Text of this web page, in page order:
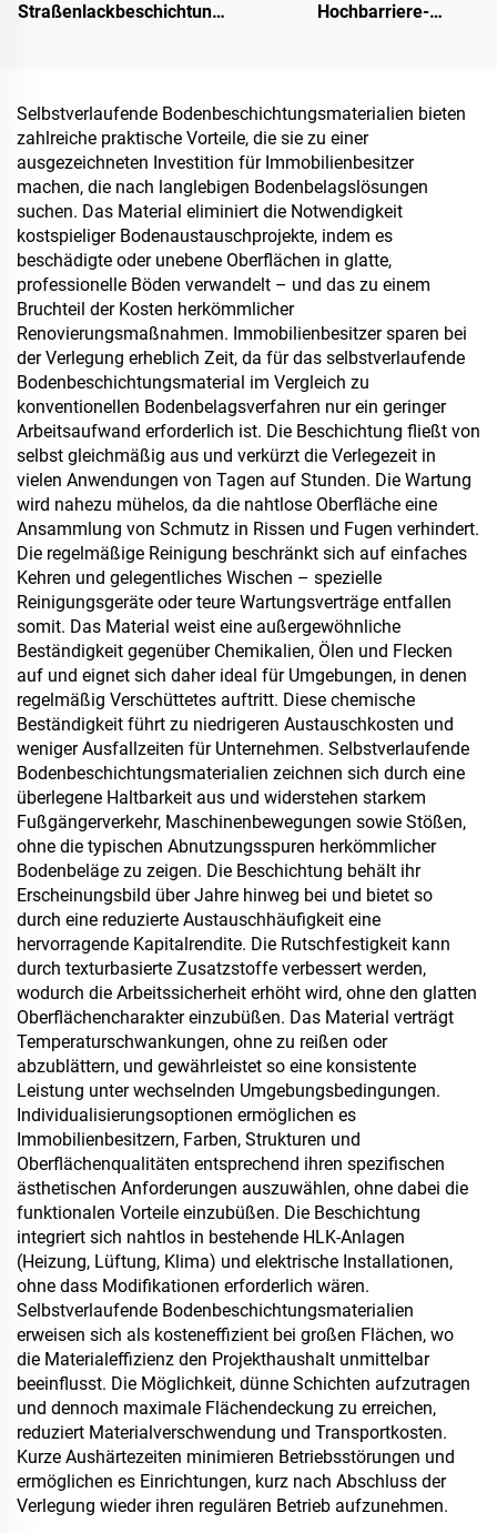
Straßenlackbeschichtung |
Fahrbahnen
Hochbarriere-
Kaffee, Nüssen,
Schokolade, Gebäck und
Gewürzen
Selbstverlaufende Bodenbeschichtungsmaterialien bieten
zahlreiche praktische Vorteile, die sie zu einer
ausgezeichneten Investition für Immobilienbesitzer
machen, die nach langlebigen Bodenbelagslösungen
suchen. Das Material eliminiert die Notwendigkeit
kostspieliger Bodenaustauschprojekte, indem es
beschädigte oder unebene Oberflächen in glatte,
professionelle Böden verwandelt – und das zu einem
Bruchteil der Kosten herkömmlicher
Renovierungsmaßnahmen. Immobilienbesitzer sparen bei
der Verlegung erheblich Zeit, da für das selbstverlaufende
Bodenbeschichtungsmaterial im Vergleich zu
konventionellen Bodenbelagsverfahren nur ein geringer
Arbeitsaufwand erforderlich ist. Die Beschichtung fließt von
selbst gleichmäßig aus und verkürzt die Verlegezeit in
vielen Anwendungen von Tagen auf Stunden. Die Wartung
wird nahezu mühelos, da die nahtlose Oberfläche eine
Ansammlung von Schmutz in Rissen und Fugen verhindert.
Die regelmäßige Reinigung beschränkt sich auf einfaches
Kehren und gelegentliches Wischen – spezielle
Reinigungsgeräte oder teure Wartungsverträge entfallen
somit. Das Material weist eine außergewöhnliche
Beständigkeit gegenüber Chemikalien, Ölen und Flecken
auf und eignet sich daher ideal für Umgebungen, in denen
regelmäßig Verschüttetes auftritt. Diese chemische
Beständigkeit führt zu niedrigeren Austauschkosten und
weniger Ausfallzeiten für Unternehmen. Selbstverlaufende
Bodenbeschichtungsmaterialien zeichnen sich durch eine
überlegene Haltbarkeit aus und widerstehen starkem
Fußgängerverkehr, Maschinenbewegungen sowie Stößen,
ohne die typischen Abnutzungsspuren herkömmlicher
Bodenbeläge zu zeigen. Die Beschichtung behält ihr
Erscheinungsbild über Jahre hinweg bei und bietet so
durch eine reduzierte Austauschhäufigkeit eine
hervorragende Kapitalrendite. Die Rutschfestigkeit kann
durch texturbasierte Zusatzstoffe verbessert werden,
wodurch die Arbeitssicherheit erhöht wird, ohne den glatten
Oberflächencharakter einzubüßen. Das Material verträgt
Temperaturschwankungen, ohne zu reißen oder
abzublättern, und gewährleistet so eine konsistente
Leistung unter wechselnden Umgebungsbedingungen.
Individualisierungsoptionen ermöglichen es
Immobilienbesitzern, Farben, Strukturen und
Oberflächenqualitäten entsprechend ihren spezifischen
ästhetischen Anforderungen auszuwählen, ohne dabei die
funktionalen Vorteile einzubüßen. Die Beschichtung
integriert sich nahtlos in bestehende HLK-Anlagen
(Heizung, Lüftung, Klima) und elektrische Installationen,
ohne dass Modifikationen erforderlich wären.
Selbstverlaufende Bodenbeschichtungsmaterialien
erweisen sich als kosteneffizient bei großen Flächen, wo
die Materialeffizienz den Projekthaushalt unmittelbar
beeinflusst. Die Möglichkeit, dünne Schichten aufzutragen
und dennoch maximale Flächendeckung zu erreichen,
reduziert Materialverschwendung und Transportkosten.
Kurze Aushärtezeiten minimieren Betriebsstörungen und
ermöglichen es Einrichtungen, kurz nach Abschluss der
Verlegung wieder ihren regulären Betrieb aufzunehmen.